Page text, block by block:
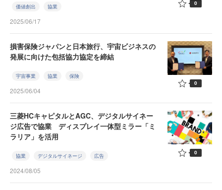
価値創出 協業
2025/06/17
0
損害保険ジャパンと日本旅行、宇宙ビジネスの
発展に向けた包括協力協定を締結
宇宙事業 協業 保険
2025/06/04
0
三菱HCキャピタルとAGC、デジタルサイネー
ジ広告で協業 ディスプレイ一体型ミラー「ミ
ラリア」を活用
協業 デジタルサイネージ 広告
2024/08/05
0